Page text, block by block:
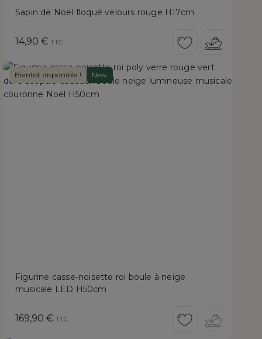
Sapin de Noël floqué velours rouge H17cm
Prix
14,90 € TTC
Bientôt disponible ! New
Figurine casse-noisette roi boule à neige
musicale LED H50cm
Prix
169,90 € TTC